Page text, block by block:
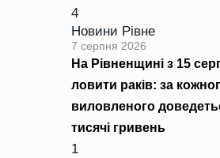
4
Новини Рівне
7 серпня 2026
На Рівненщині з 15
ловити раків: за
виловленого
тисячі гривень
1